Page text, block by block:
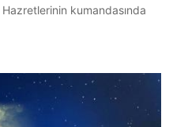
kumandasında